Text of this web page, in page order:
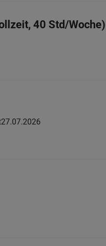
40 Std/Woche)
27.07.2026